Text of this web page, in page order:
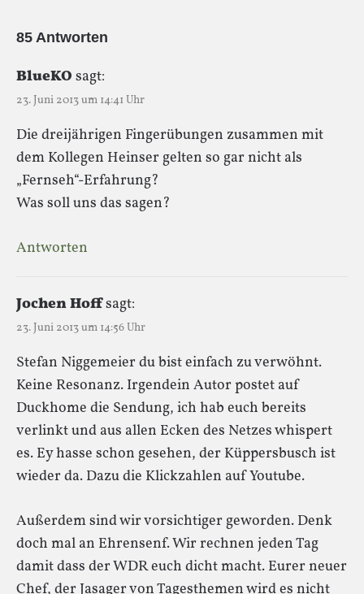
85 Antworten
BlueKO sagt:
23. Juni 2013 um 14:41 Uhr
Die dreijährigen Fingerübungen zusammen mit
dem Kollegen Heinser gelten so gar nicht als
„Fernseh“-Erfahrung?
Was soll uns das sagen?
Antworten
Jochen Hoffsagt:
23. Juni 2013 um 14:56 Uhr
Stefan Niggemeier du bist einfach zu verwöhnt.
Keine Resonanz. Irgendein Autor postet auf
Duckhome die Sendung, ich hab euch bereits
verlinkt und aus allen Ecken des Netzes whispert
es. Ey hasse schon gesehen, der Küppersbusch ist
wieder da. Dazu die Klickzahlen auf Youtube.
Außerdem sind wir vorsichtiger geworden. Denk
doch mal an Ehrensenf. Wir rechnen jeden Tag
damit dass der WDR euch dicht macht. Eurer neuer
Chef, der Jasager von Tagesthemen wird es nicht